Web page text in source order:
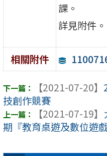
課。
詳見附件。
相關附件
【2021-07-20】
技創作競賽
【2021-07-19】
期『教育桌遊及數位遊